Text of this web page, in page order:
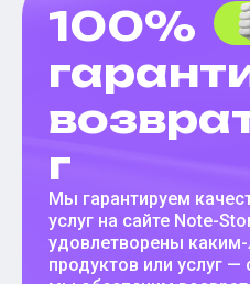
100%
г
Мы гарантируем
услуг на сайте Note-
удовлетворены
продуктов или услуг